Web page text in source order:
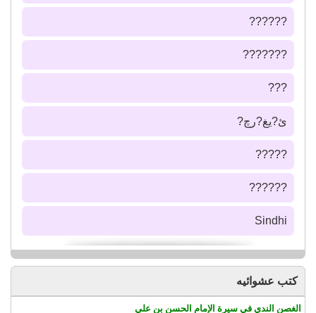
??????
???????
???
ئ?يغ?رچ?
?????
??????
Sindhi
كتب عشوائيه
الغصن الندي في سيرة الإمام الحسن بن علي